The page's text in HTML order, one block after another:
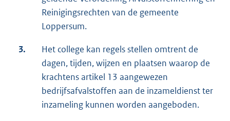
Reinigingsrechten van de gemeente
Loppersum.
3.
Het college kan regels stellen omtrent de
dagen, tijden, wijzen en plaatsen waarop de
krachtens artikel 13 aangewezen
bedrijfsafvalstoffen aan de inzameldienst ter
inzameling kunnen worden aangeboden.